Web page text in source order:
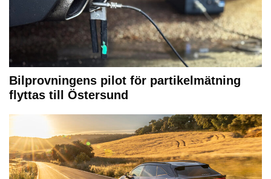
Bilprovningens pilot för partikelmätning
flyttas till Östersund